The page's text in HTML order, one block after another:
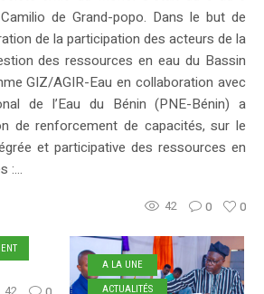
de Grand-popo. Dans le but de
de la participation des acteurs de la
des ressources en eau du Bassin
GIZ/AGIR-Eau en collaboration avec
de l’Eau du Bénin (PNE-Bénin) a
de renforcement de capacités, sur le
et participative des ressources en
:...
42 0 0
A LA UNE
ACTUALITÉS